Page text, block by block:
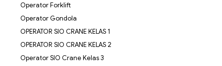
Operator Forklift
Operator Gondola
OPERATOR SIO CRANE KELAS 1
OPERATOR SIO CRANE KELAS 2
Operator SIO Crane Kelas 3